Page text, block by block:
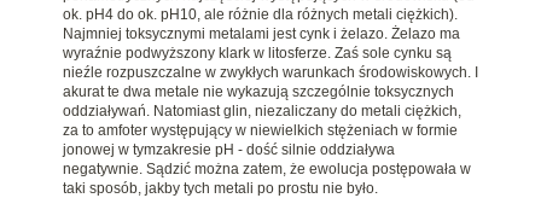
ok. pH4 do ok. pH10, ale różnie dla różnych metali ciężkich).
Najmniej toksycznymi metalami jest cynk i żelazo. Żelazo ma
wyraźnie podwyższony klark w litosferze. Zaś sole cynku są
nieźle rozpuszczalne w zwykłych warunkach środowiskowych. I
akurat te dwa metale nie wykazują szczególnie toksycznych
oddziaływań. Natomiast glin, niezaliczany do metali ciężkich,
za to amfoter występujący w niewielkich stężeniach w formie
jonowej w tymzakresie pH - dość silnie oddziaływa
negatywnie. Sądzić można zatem, że ewolucja postępowała w
taki sposób, jakby tych metali po prostu nie było.